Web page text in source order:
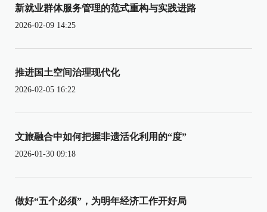
新就业群体服务管理的范式重构与实践进路
2026-02-09 14:25
推进国土空间治理现代化
2026-02-05 16:22
文旅融合中如何把握非遗活化利用的“度”
2026-01-30 09:18
做好“五个必须”，为明年经济工作开好局